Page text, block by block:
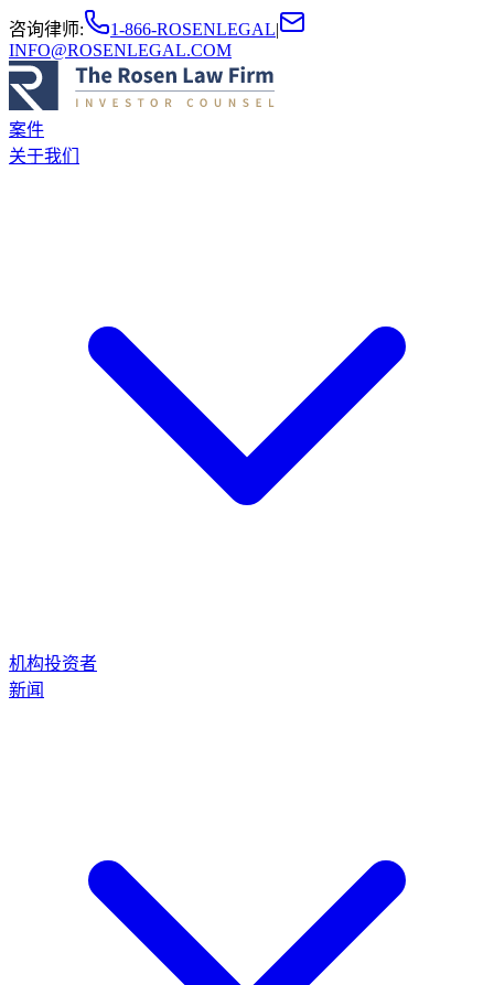
咨询律师: 1-866-ROSENLEGAL|
INFO@ROSENLEGAL.COM
案件
关于我们
机构投资者
新闻